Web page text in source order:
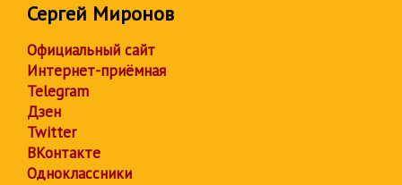
Сергей Миронов
Официальный сайт
Интернет-приёмная
Telegram
Дзен
Twitter
ВКонтакте
Одноклассники